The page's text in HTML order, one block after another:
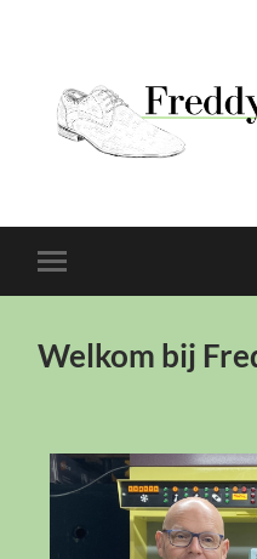
Welkom bij